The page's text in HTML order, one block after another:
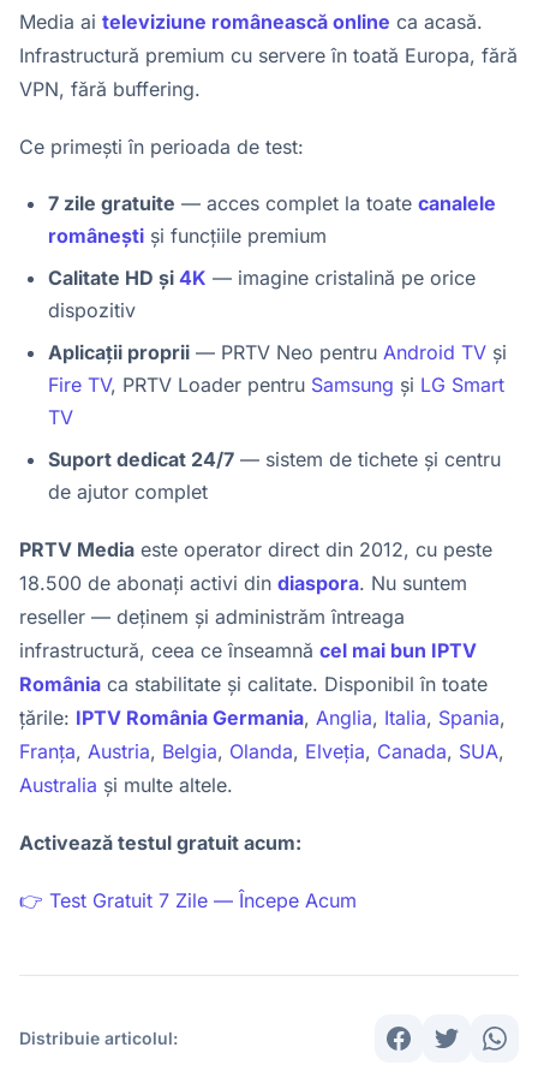
Media ai televiziune românească online ca acasă.
Infrastructură premium cu servere în toată Europa, fără
VPN, fără buffering.
Ce primești în perioada de test:
7 zile gratuite — acces complet la toate canalele
românești și funcțiile premium
Calitate HD și 4K — imagine cristalină pe orice
dispozitiv
Aplicații proprii — PRTV Neo pentru Android TV și
Fire TV, PRTV Loader pentru Samsung și LG Smart
TV
Suport dedicat 24/7 — sistem de tichete și centru
de ajutor complet
PRTV Media este operator direct din 2012, cu peste
18.500 de abonați activi din diaspora. Nu suntem
reseller — deținem și administrăm întreaga
infrastructură, ceea ce înseamnă cel mai bun IPTV
România ca stabilitate și calitate. Disponibil în toate
țările: IPTV România Germania, Anglia, Italia, Spania,
Franța, Austria, Belgia, Olanda, Elveția, Canada, SUA,
Australia și multe altele.
Activează testul gratuit acum:
👉 Test Gratuit 7 Zile — Începe Acum
Distribuie articolul: